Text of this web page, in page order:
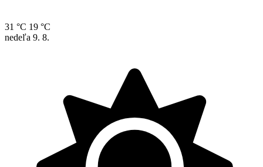
31 °C 19 °C
nedeľa 9. 8.